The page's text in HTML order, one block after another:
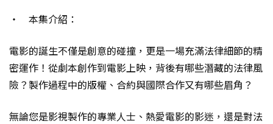
‧ 本集介紹：
電影的誕生不僅是創意的碰撞，更是一場充滿法律細節的精
密運作！從劇本創作到電影上映，背後有哪些潛藏的法律風
險？製作過程中的版權、合約與國際合作又有哪些眉角？
無論您是影視製作的專業人士、熱愛電影的影迷，還是對法